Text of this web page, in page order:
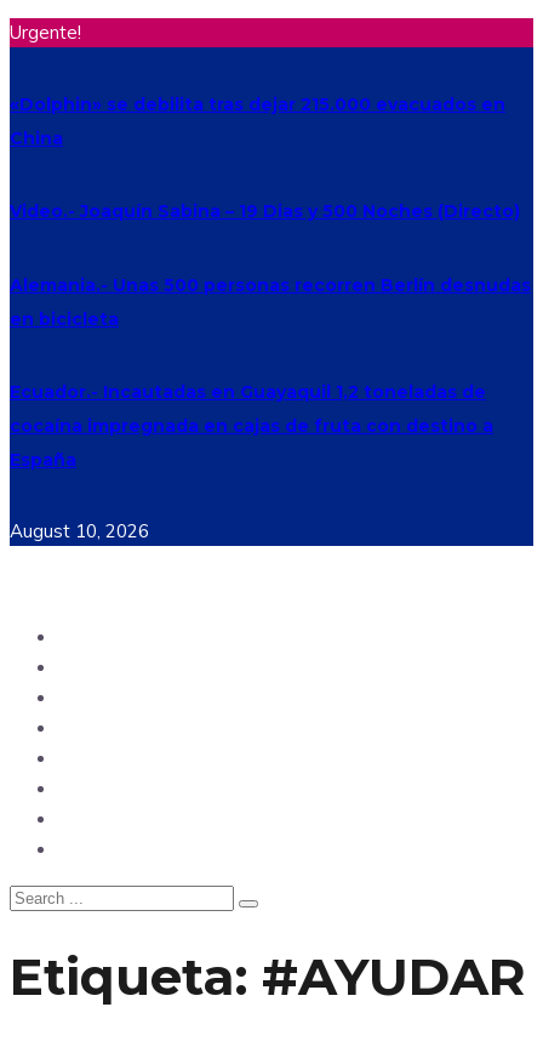
Urgente!
«Dolphin» se debilita tras dejar 215.000 evacuados en
China
Video.- Joaquín Sabina – 19 Dias y 500 Noches (Directo)
Alemania.- Unas 500 personas recorren Berlín desnudas
en bicicleta
Ecuador.- Incautadas en Guayaquil 1,2 toneladas de
cocaína impregnada en cajas de fruta con destino a
España
August 10, 2026
Etiqueta: #AYUDAR